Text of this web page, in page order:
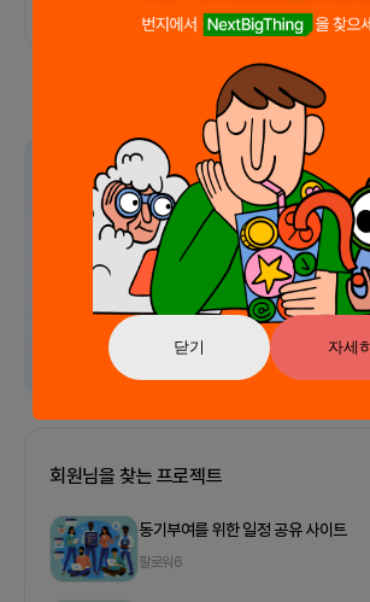
닫기 자세
회원님을 찾는 프로젝트
동기부여를 위한 일정 공유 사이트
팔로워 6